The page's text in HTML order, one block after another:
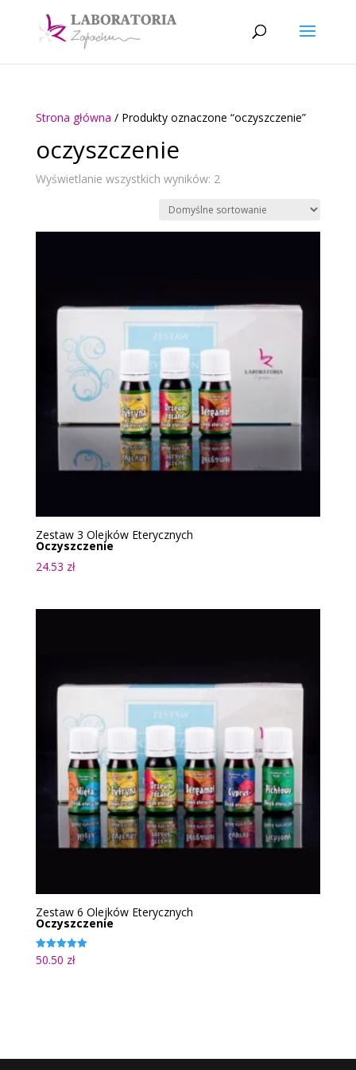
Strona główna / Produkty oznaczone “oczyszczenie”
oczyszczenie
Wyświetlanie wszystkich wyników: 2
Zestaw 3 Olejków Eterycznych
Oczyszczenie
24.53 zł
Zestaw 6 Olejków Eterycznych
Oczyszczenie
Oceniono
5.00
50.50 zł